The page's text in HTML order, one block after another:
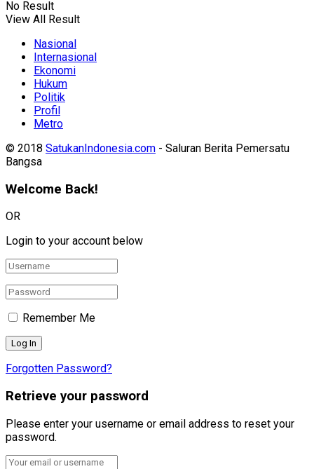
No Result
View All Result
Nasional
Internasional
Ekonomi
Hukum
Politik
Profil
Metro
© 2018 SatukanIndonesia.com - Saluran Berita Pemersatu
Bangsa
Welcome Back!
OR
Login to your account below
Remember Me
Forgotten Password?
Retrieve your password
Please enter your username or email address to reset your
password.